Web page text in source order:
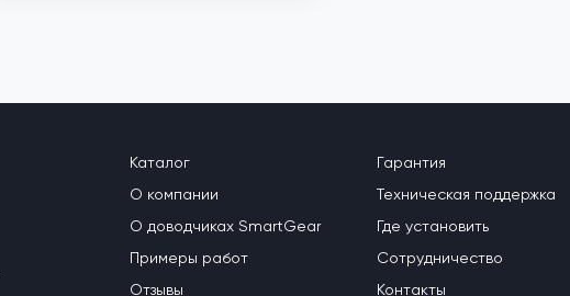
Каталог
О компании
О доводчиках SmartGear
Примеры работ
Отзывы
Гарантия
Техническая поддержка
Где установить
Сотрудничество
Контакты